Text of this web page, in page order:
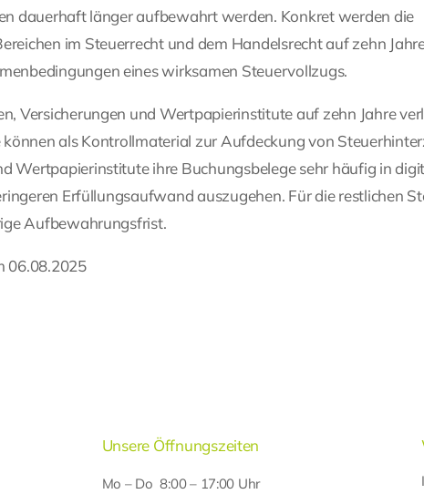
dauerhaft länger aufbewahrt werden. Konkret werden die
im Steuerrecht und dem Handelsrecht auf zehn
eines wirksamen Steuervollzugs.
Versicherungen und Wertpapierinstitute auf zehn Jahre
als Kontrollmaterial zur Aufdeckung von
Wertpapierinstitute ihre Buchungsbelege sehr häufig in
Erfüllungsaufwand auszugehen. Für die restlichen
Aufbewahrungsfrist.
06.08.2025
Unsere Öffnungszeiten
Mo – Do 8:00 – 17:00 Uhr